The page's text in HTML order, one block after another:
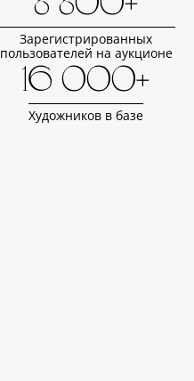
Зарегистрированных
пользователей на аукционе
16 000+
Художников в базе